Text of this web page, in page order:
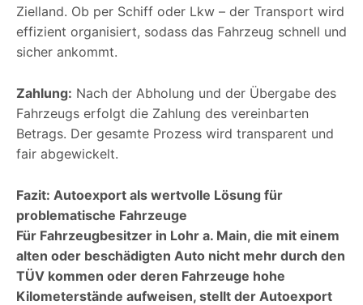
Zielland. Ob per Schiff oder Lkw – der Transport wird
effizient organisiert, sodass das Fahrzeug schnell und
sicher ankommt.
Zahlung: Nach der Abholung und der Übergabe des
Fahrzeugs erfolgt die Zahlung des vereinbarten
Betrags. Der gesamte Prozess wird transparent und
fair abgewickelt.
Fazit: Autoexport als wertvolle Lösung für
problematische Fahrzeuge
Für Fahrzeugbesitzer in Lohr a. Main, die mit einem
alten oder beschädigten Auto nicht mehr durch den
TÜV kommen oder deren Fahrzeuge hohe
Kilometerstände aufweisen, stellt der Autoexport